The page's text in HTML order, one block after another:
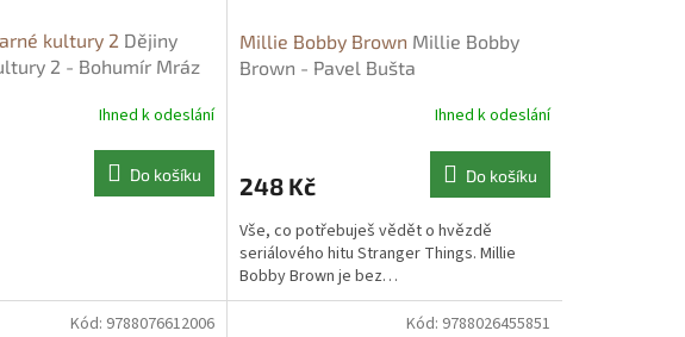
kultury 2 Dějiny
2 - Bohumír Mráz
Ihned k odeslání
Do košíku
Millie Bobby Brown Millie Bobby
Brown - Pavel Bušta
Ihned k odeslání
248 Kč Do košíku
Vše, co potřebuješ vědět o hvězdě
seriálového hitu Stranger Things. Millie
Bobby Brown je bez…
Kód: 9788076612006 Kód: 9788026455851